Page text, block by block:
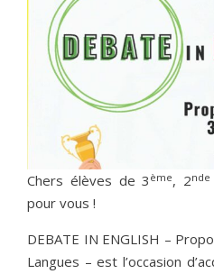
Chers élèves de 3 ème, 2nde
pour vous !
DEBATE IN ENGLISH –
Langues – est l’occasion